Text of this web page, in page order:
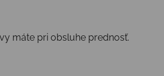
máte pri obsluhe prednosť.